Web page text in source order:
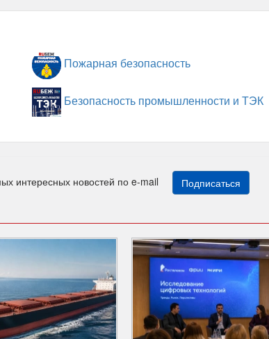
Пожарная безопасность
Безопасность промышленности и ТЭК
интересных новостей по e-mail Подписаться